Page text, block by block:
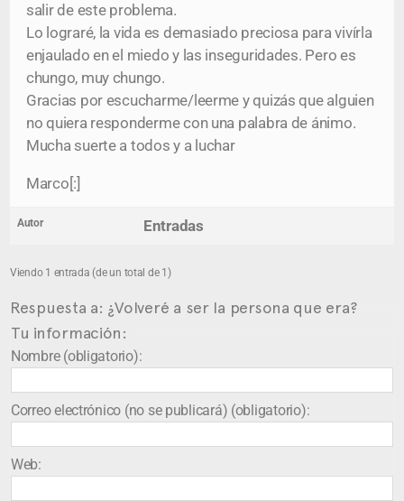
salir de este problema.
Lo lograré, la vida es demasiado preciosa para vivírla
enjaulado en el miedo y las inseguridades. Pero es
chungo, muy chungo.
Gracias por escucharme/leerme y quizás que alguien
no quiera responderme con una palabra de ánimo.
Mucha suerte a todos y a luchar
Marco[:]
Autor Entradas
Viendo 1 entrada (de un total de 1)
Respuesta a: ¿Volveré a ser la persona que era?
Tu información:
Nombre (obligatorio):
Correo electrónico (no se publicará) (obligatorio):
Web: